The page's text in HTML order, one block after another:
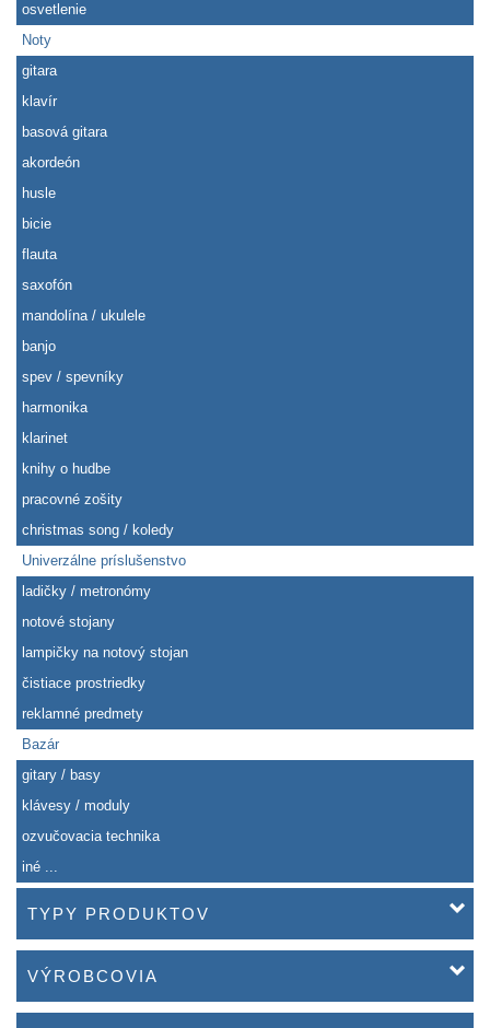
osvetlenie
Noty
gitara
klavír
basová gitara
akordeón
husle
bicie
flauta
saxofón
mandolína / ukulele
banjo
spev / spevníky
harmonika
klarinet
knihy o hudbe
pracovné zošity
christmas song / koledy
Univerzálne príslušenstvo
ladičky / metronómy
notové stojany
lampičky na notový stojan
čistiace prostriedky
reklamné predmety
Bazár
gitary / basy
klávesy / moduly
ozvučovacia technika
iné ...
TYPY PRODUKTOV
VÝROBCOVIA